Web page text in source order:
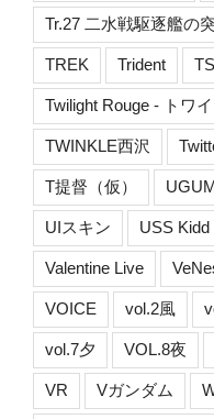
Tr.27 二水戦駆逐艦の
TREK Trident
Twilight Rouge - トワ
TWINKLE西沢
T提督（仮）
UIスキン USS
Valentine Live
VOICE vol.2風
vol.7夕 VOL.8夜
VR Vガンダム